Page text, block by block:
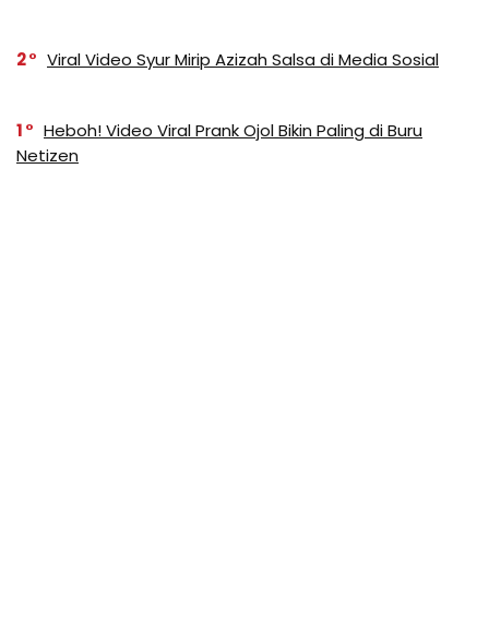
2 Viral Video Syur Mirip Azizah Salsa di Media Sosial
1
Heboh! Video Viral Prank Ojol Bikin Paling di Buru
Netizen